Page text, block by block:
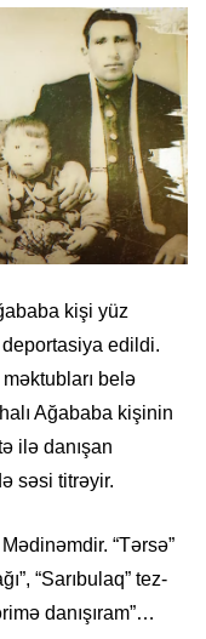
kişi yüz
edildi.
belə
Ağababa kişinin
ilə danışan
səsi titrəyir.
“Tərsə”
“Sarıbulaq” tez-
danışıram”…